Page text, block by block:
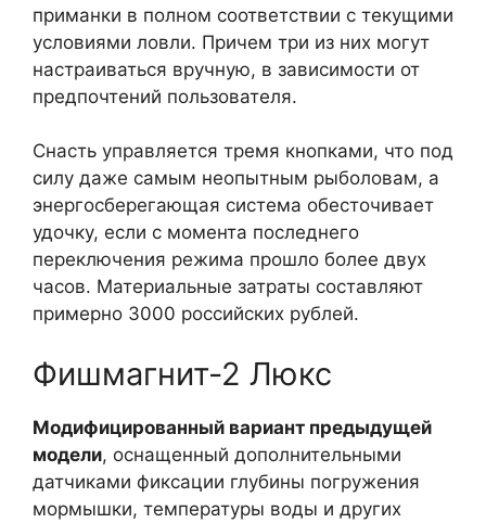
приманки в полном соответствии с текущими
условиями ловли. Причем три из них могут
настраиваться вручную, в зависимости от
предпочтений пользователя.
Снасть управляется тремя кнопками, что под
силу даже самым неопытным рыболовам, а
энергосберегающая система обесточивает
удочку, если с момента последнего
переключения режима прошло более двух
часов. Материальные затраты составляют
примерно 3000 российских рублей.
Фишмагнит-2 Люкс
Модифицированный вариант предыдущей
модели, оснащенный дополнительными
датчиками фиксации глубины погружения
мормышки, температуры воды и других